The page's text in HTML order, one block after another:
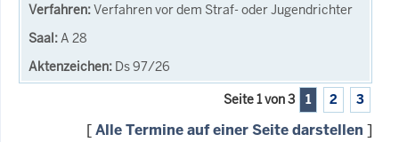
Verfahren vor dem Straf- oder Jugendrichter
A 28
Ds 97/26
Seite 1 von 3 1 2 3
[Alle Termine auf einer Seite darstellen ]